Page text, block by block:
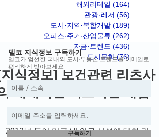
해외리테일 (164)
관광·레저 (56)
도시·지역·복합개발 (189)
오피스·주거·산업물류 (262)
자금·트렌드 (436)
도시문화 (76)게시물 76
식정보] 보건관련 리츠사
대대적인 의료시설 매입
2013년 들어 미국 내 의료 시설에 대한 리
델코 지식정보 구독하기
델코가 엄선한 국내외 도시·부동산 트렌드를 이메일로
편리하게 받아보세요.
구독하기